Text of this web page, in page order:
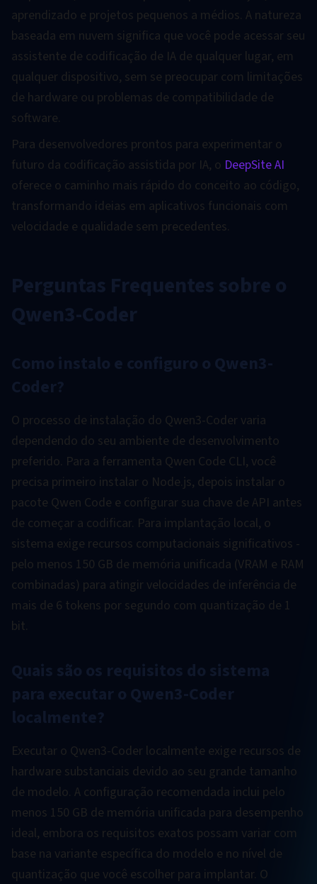
aprendizado e projetos pequenos a médios. A natureza
baseada em nuvem significa que você pode acessar seu
assistente de codificação de IA de qualquer lugar, em
qualquer dispositivo, sem se preocupar com limitações
de hardware ou problemas de compatibilidade de
software.
Para desenvolvedores prontos para experimentar o
futuro da codificação assistida por IA, o DeepSite AI
oferece o caminho mais rápido do conceito ao código,
transformando ideias em aplicativos funcionais com
velocidade e qualidade sem precedentes.
Perguntas Frequentes sobre o
Qwen3-Coder
Como instalo e configuro o Qwen3-
Coder?
O processo de instalação do Qwen3-Coder varia
dependendo do seu ambiente de desenvolvimento
preferido. Para a ferramenta Qwen Code CLI, você
precisa primeiro instalar o Node.js, depois instalar o
pacote Qwen Code e configurar sua chave de API antes
de começar a codificar. Para implantação local, o
sistema exige recursos computacionais significativos -
pelo menos 150 GB de memória unificada (VRAM e RAM
combinadas) para atingir velocidades de inferência de
mais de 6 tokens por segundo com quantização de 1
bit.
Quais são os requisitos do sistema
para executar o Qwen3-Coder
localmente?
Executar o Qwen3-Coder localmente exige recursos de
hardware substanciais devido ao seu grande tamanho
de modelo. A configuração recomendada inclui pelo
menos 150 GB de memória unificada para desempenho
ideal, embora os requisitos exatos possam variar com
base na variante específica do modelo e no nível de
quantização que você escolher para implantar. O